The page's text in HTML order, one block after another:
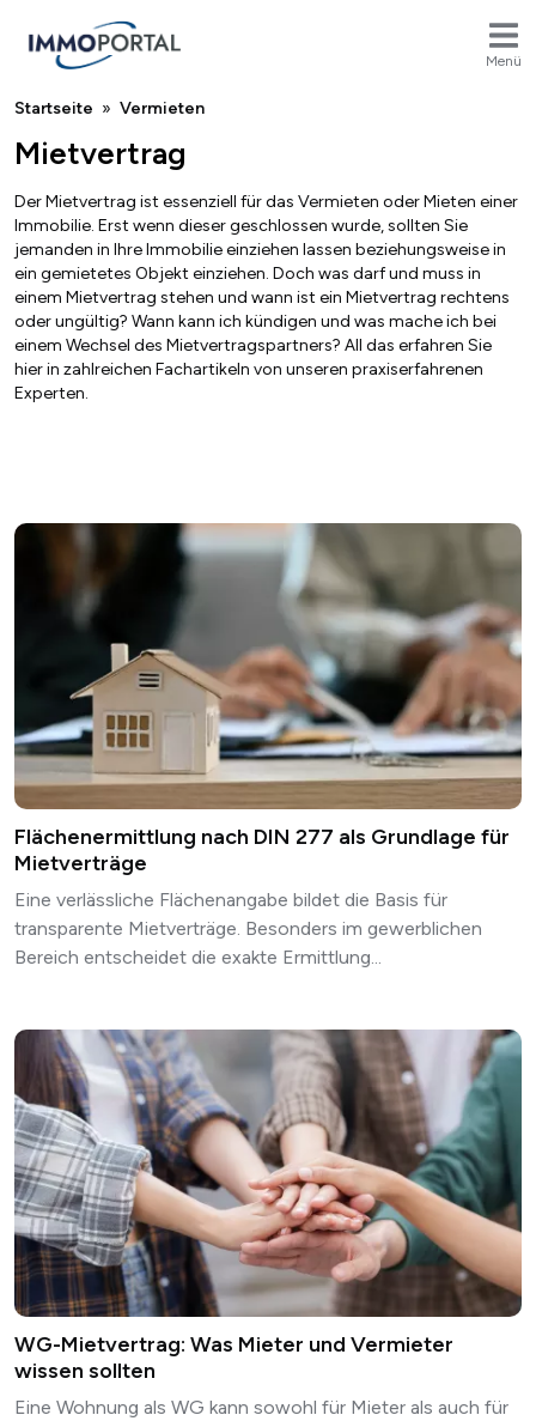
Menü
Breadcrumb
Startseite Vermieten
Mietvertrag
Der Mietvertrag ist essenziell für das Vermieten oder Mieten einer
Immobilie. Erst wenn dieser geschlossen wurde, sollten Sie
jemanden in Ihre Immobilie einziehen lassen beziehungsweise in
ein gemietetes Objekt einziehen. Doch was darf und muss in
einem Mietvertrag stehen und wann ist ein Mietvertrag rechtens
oder ungültig? Wann kann ich kündigen und was mache ich bei
einem Wechsel des Mietvertragspartners? All das erfahren Sie
hier in zahlreichen Fachartikeln von unseren praxiserfahrenen
Experten.
Flächenermittlung nach DIN 277 als Grundlage für
Mietverträge
Eine verlässliche Flächenangabe bildet die Basis für
transparente Mietverträge. Besonders im gewerblichen
Bereich entscheidet die exakte Ermittlung...
WG-Mietvertrag: Was Mieter und Vermieter
wissen sollten
Eine Wohnung als WG kann sowohl für Mieter als auch für